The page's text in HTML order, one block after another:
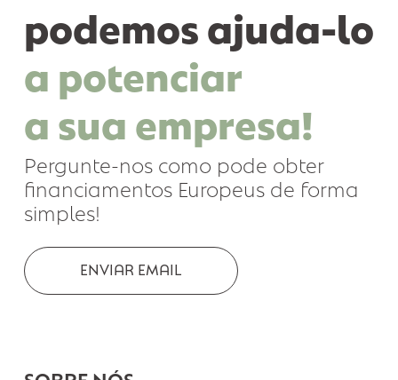
Saiba como
podemos ajuda-
a potenciar
a sua empresa!
financiamentos Europeus de forma
simples!